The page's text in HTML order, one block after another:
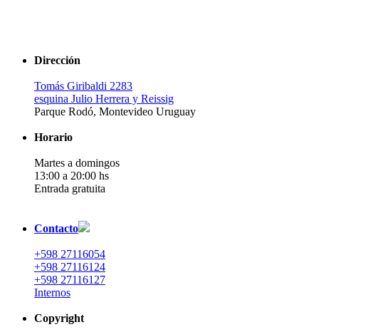
Dirección
Tomás Giribaldi 2283
esquina Julio Herrera y Reissig
Parque Rodó, Montevideo Uruguay
Horario
Martes a domingos
13:00 a 20:00 hs
Entrada gratuita
Contacto
+598 27116054
+598 27116124
+598 27116127
Internos
Copyright